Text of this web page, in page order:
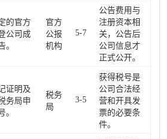
的官方
公司成
。
官方
公报
机构
5-7
公告费用与
注册资本相
关，公告后
公司信息才
正式公开。
证明及
务局申
。
税务
局
3-5
获得税号是
公司合法经
营和开具发
票的必要条
件。